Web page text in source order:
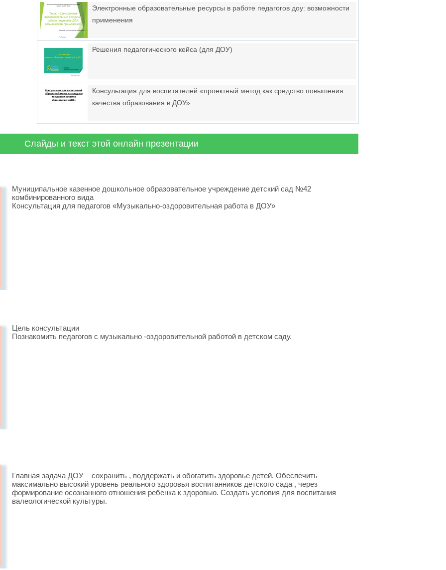
Электронные образовательные ресурсы в работе педагогов доу: возможности
применения
Решения педагогического кейса (для ДОУ)
Консультация для воспитателей «проектный метод как средство повышения
качества образования в ДОУ»
Слайды и текст этой онлайн презентации
Муниципальное казенное дошкольное образовательное учреждение детский сад №42
комбинированного вида
Консультация для педагогов «Музыкально-оздоровительная работа в ДОУ»
Цель консультации
Познакомить педагогов с музыкально -оздоровительной работой в детском саду.
Главная задача ДОУ – сохранить , поддержать и обогатить здоровье детей. Обеспечить
максимально высокий уровень реального здоровья воспитанников детского сада , через
формирование осознанного отношения ребенка к здоровью. Создать условия для воспитания
валеологической культуры.